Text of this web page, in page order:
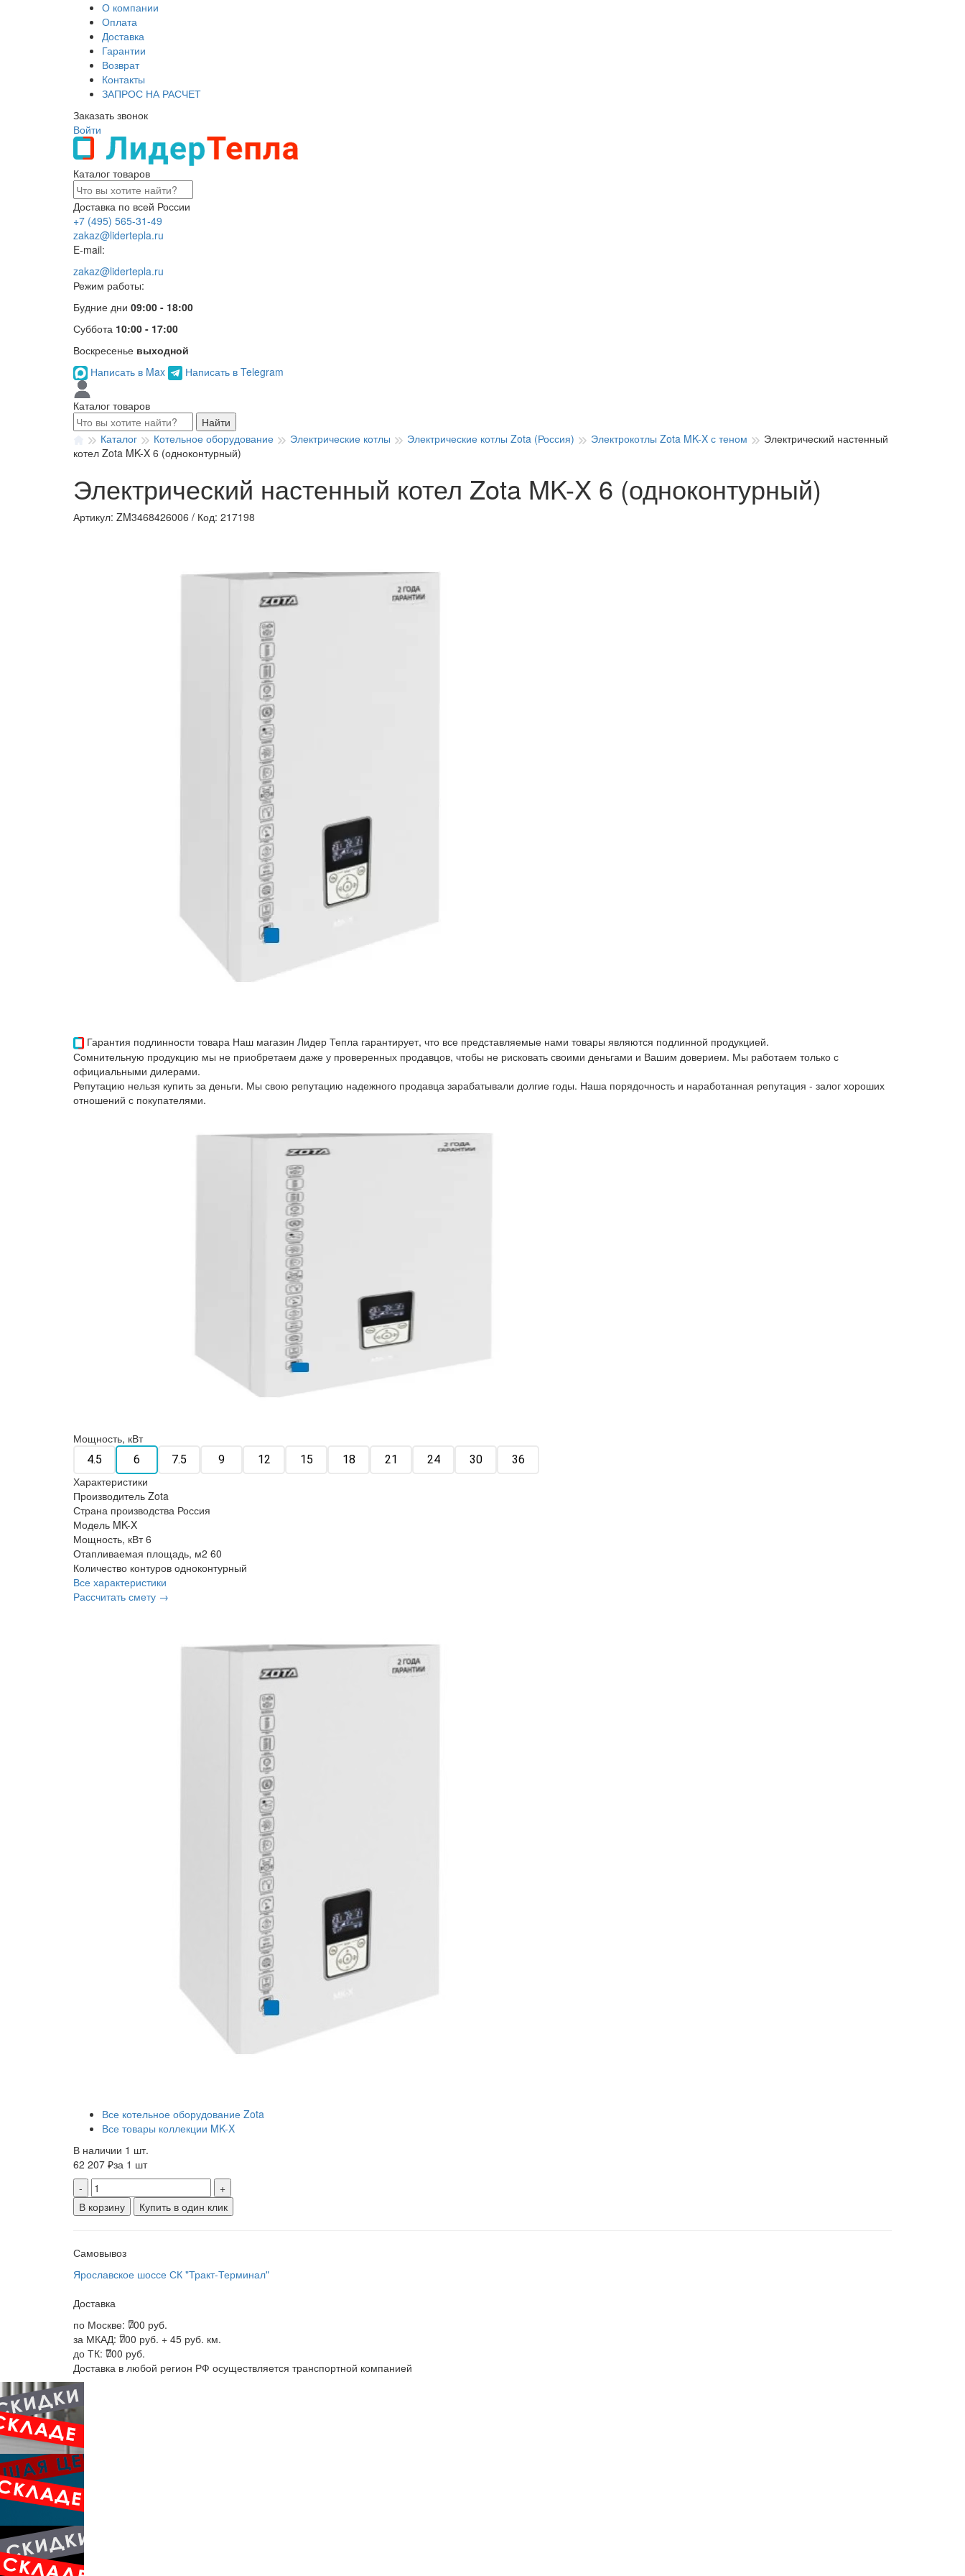
О компании
Оплата
Доставка
Гарантии
Возврат
Контакты
ЗАПРОС НА РАСЧЕТ
Заказать звонок
Войти
Каталог товаров
Доставка по всей России
+7 (495) 565-31-49
zakaz@lidertepla.ru
E-mail:
zakaz@lidertepla.ru
Режим работы:
Будние дни 09:00 - 18:00
Суббота 10:00 - 17:00
Воскресенье выходной
Написать в Max
Написать в Telegram
Каталог товаров
Найти
Каталог
Котельное оборудование Электрические котлы Электрические котлы Zota (Россия) Электрокотлы Zota MK-X с теном
Электрический настенный
котел Zota MK-X 6 (одноконтурный)
Электрический настенный котел Zota MK-X 6 (одноконтурный)
Артикул: ZM3468426006 / Код: 217198
Гарантия подлинности товара Наш магазин Лидер Тепла гарантирует, что все представляемые нами товары являются подлинной продукцией.
Сомнительную продукцию мы не приобретаем даже у проверенных продавцов, чтобы не рисковать своими деньгами и Вашим доверием. Мы работаем только с
официальными дилерами.
Репутацию нельзя купить за деньги. Мы свою репутацию надежного продавца зарабатывали долгие годы. Наша порядочность и наработанная репутация - залог хороших
отношений с покупателями.
Мощность, кВт
4.5 6 7.5 9 12 15 18 21 24 30 36
Характеристики
Производитель Zota
Страна производства Россия
Модель MK-X
Мощность, кВт 6
Отапливаемая площадь, м2 60
Количество контуров одноконтурный
Все характеристики
Рассчитать смету →
Все котельное оборудование Zota
Все товары коллекции MK-X
В наличии 1 шт.
62 207 ₽за 1 шт
-
+
В корзину
Купить в один клик
Самовывоз
Ярославское шоссе СК "Тракт-Терминал"
Доставка
по Москве: 700 руб.
за МКАД: 700 руб. + 45 руб. км.
до ТК: 700 руб.
Доставка в любой регион РФ осуществляется транспортной компанией